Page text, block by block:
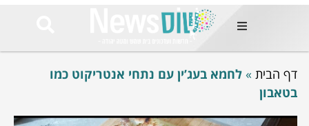
החמות
בימים
באזור
דף הבית » לחמא בעג’ין עם נתחי אנטריקוט כמו
בטאבון